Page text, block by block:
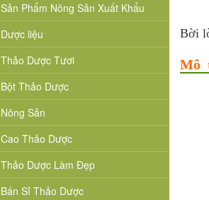
Sản Phẩm Nông Sản Xuất Khẩu
Dược liệu
Thảo Dược Tươi
Bột Thảo Dược
Nông Sản
Cao Thảo Dược
Thảo Dược Làm Đẹp
Bán Sỉ Thảo Dược
Bời
Mô